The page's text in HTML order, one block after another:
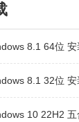
8.1 64位 安
8.1 32位 安
10 22H2